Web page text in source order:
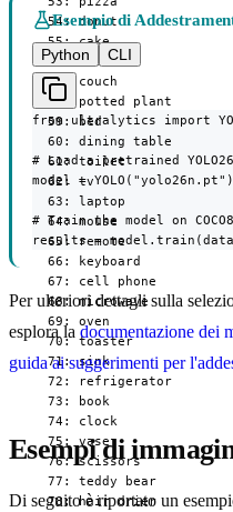
  54: donut
  55: cake
  56: chair
  57: couch
  58: potted plant
  59: bed
  60: dining table
  61: toilet
  62: tv
  63: laptop
  64: mouse
  65: remote
  66: keyboard
  67: cell phone
  68: microwave
  69: oven
  70: toaster
  71: sink
  72: refrigerator
  73: book
  74: clock
  75: vase
  76: scissors
  77: teddy bear
  78: hair drier
Esempio di
Python
CLI
from ultralytics import
# Load a pretrained
model = YOLO("yolo26n.pt")
# Train the model on
results =
Per ulteriori dettagli sulla
esplora la documentazione dei
guida ai suggerimenti per
Esempi di
Di seguito è riportato un